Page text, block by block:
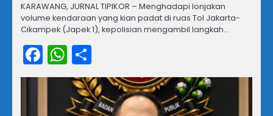
KARAWANG, JURNAL TIPIKOR – Menghadapi lonjakan
volume kendaraan yang kian padat di ruas Tol Jakarta-
Cikampek (Japek 1), kepolisian mengambil langkah…
Facebook
WhatsApp